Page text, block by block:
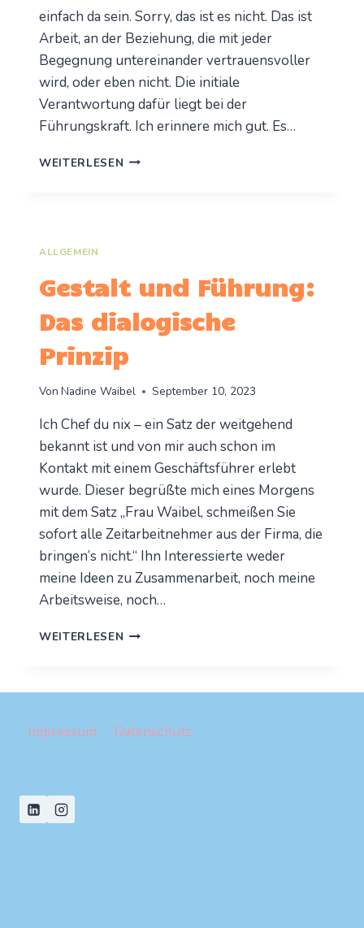
einfach da sein. Sorry, das ist es nicht. Das ist
Arbeit, an der Beziehung, die mit jeder
Begegnung untereinander vertrauensvoller
wird, oder eben nicht. Die initiale
Verantwortung dafür liegt bei der
Führungskraft. Ich erinnere mich gut. Es…
WEITERLESEN WIE
ALLGEMEIN
Gestalt und Führung:
Das dialogische
Prinzip
Von Nadine Waibel September 10, 2023
Ich Chef du nix – ein Satz der weitgehend
bekannt ist und von mir auch schon im
Kontakt mit einem Geschäftsführer erlebt
wurde. Dieser begrüßte mich eines Morgens
mit dem Satz „Frau Waibel, schmeißen Sie
sofort alle Zeitarbeitnehmer aus der Firma, die
bringen’s nicht.“ Ihn Interessierte weder
meine Ideen zu Zusammenarbeit, noch meine
Arbeitsweise, noch…
WEITERLESEN GESTALT
Impressum Datenschutz